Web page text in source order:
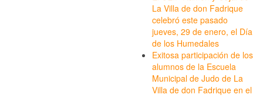
La Villa de don Fadrique
celebró este pasado
jueves, 29 de enero, el Día
de los Humedales
Exitosa participación de los
alumnos de la Escuela
Municipal de Judo de La
Villa de don Fadrique en el